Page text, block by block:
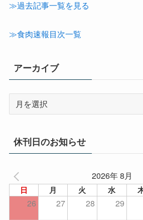
テ
≫過去記事一覧を見る
≫食肉速報目次一覧
アーカイブ
イ
ブ
休刊日のお知らせ
2026年 8月
日 月 火 水
26 27 28 29